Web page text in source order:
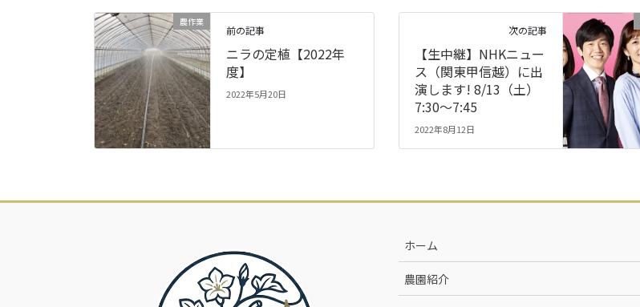
農作業
前の記事
ニラの定植【2022年
度】
2022年5月20日
次の記事
【生中継】NHKニュー
ス（関東甲信越）に出
演します! 8/13（土）
7:30～7:45
2022年8月12日
ホーム
農園紹介